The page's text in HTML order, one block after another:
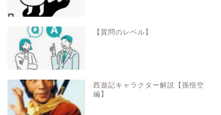
【質問のレベル】
西遊記キャラクター解説【孫悟空
編】